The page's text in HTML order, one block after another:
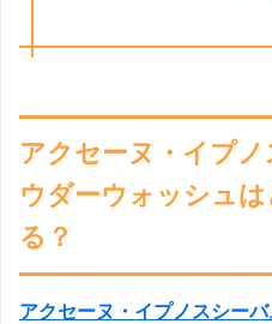
アクセーヌ・イプ
ウダーウォッシュは
る？
アクセーヌ・イプノスシー